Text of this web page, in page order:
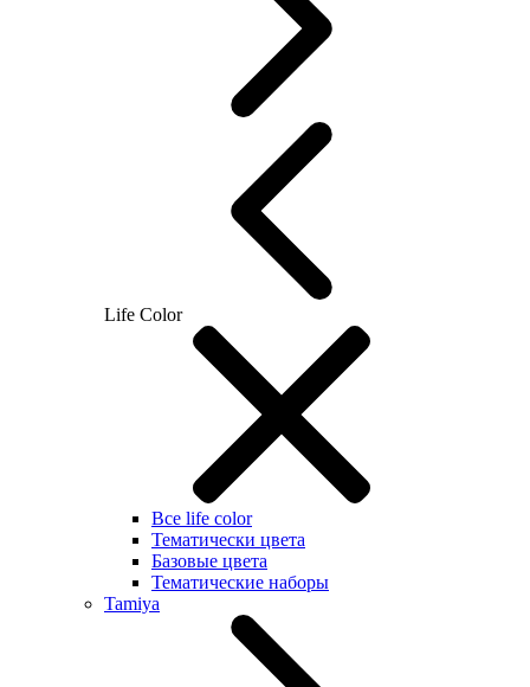
Life Color
Все life color
Тематически цвета
Базовые цвета
Тематические наборы
Tamiya